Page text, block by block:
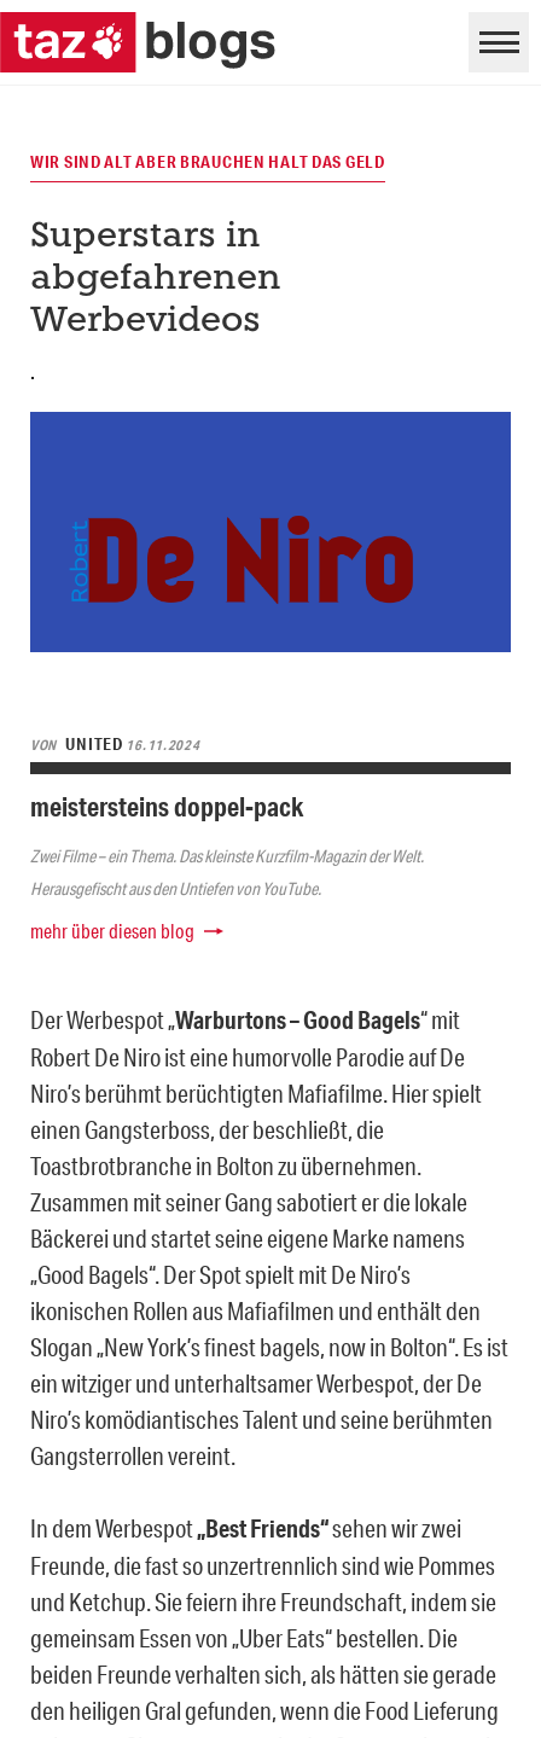
WIR SIND ALT ABER BRAUCHEN HALT DAS GELD
Superstars in
abgefahrenen
Werbevideos
.
VON UNITED 16.11.2024
meistersteins doppel-pack
Zwei Filme – ein Thema. Das kleinste Kurzfilm-Magazin der Welt.
Herausgefischt aus den Untiefen von YouTube.
mehr über diesen blog
Der Werbespot „Warburtons – Good Bagels“ mit
Robert De Niro ist eine humorvolle Parodie auf De
Niro’s berühmt berüchtigten Mafiafilme. Hier spielt
einen Gangsterboss, der beschließt, die
Toastbrotbranche in Bolton zu übernehmen.
Zusammen mit seiner Gang sabotiert er die lokale
Bäckerei und startet seine eigene Marke namens
„Good Bagels“. Der Spot spielt mit De Niro’s
ikonischen Rollen aus Mafiafilmen und enthält den
Slogan „New York’s finest bagels, now in Bolton“. Es ist
ein witziger und unterhaltsamer Werbespot, der De
Niro’s komödiantisches Talent und seine berühmten
Gangsterrollen vereint.
In dem Werbespot„Best Friends“sehen wir zwei
Freunde, die fast so unzertrennlich sind wie Pommes
und Ketchup. Sie feiern ihre Freundschaft, indem sie
gemeinsam Essen von „Uber Eats“ bestellen. Die
beiden Freunde verhalten sich, als hätten sie gerade
den heiligen Gral gefunden, wenn die Food Lieferung